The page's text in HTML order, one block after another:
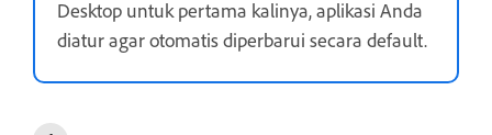
Desktop untuk pertama kalinya, aplikasi Anda
diatur agar otomatis diperbarui secara default.